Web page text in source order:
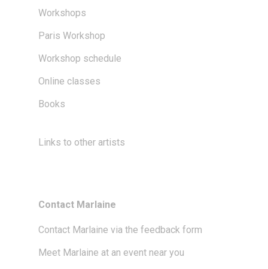
Workshops
Paris Workshop
Workshop schedule
Online classes
Books
Links to other artists
Contact Marlaine
Contact Marlaine via the feedback form
Meet Marlaine at an event near you